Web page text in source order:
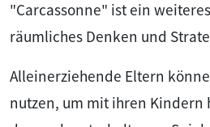
"Carcassonne" ist ein
räumliches Denken und
Alleinerziehende Eltern
nutzen, um mit ihren Kindern